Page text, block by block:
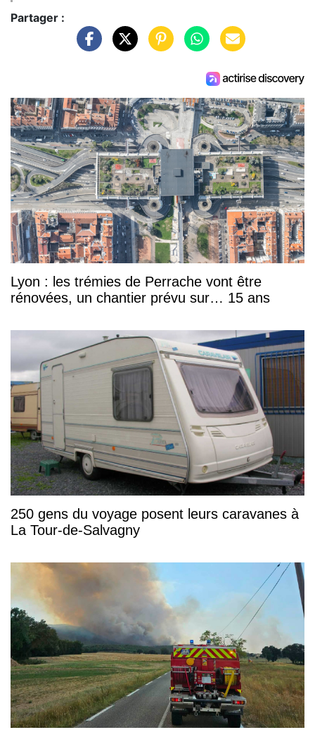
Partager :
Lyon : les trémies de Perrache vont être
rénovées, un chantier prévu sur… 15 ans
250 gens du voyage posent leurs caravanes à
La Tour-de-Salvagny